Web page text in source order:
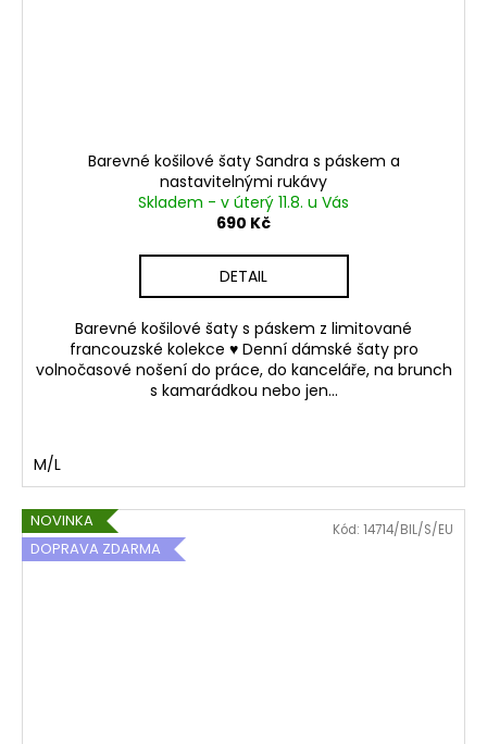
Barevné košilové šaty Sandra s páskem a
nastavitelnými rukávy
Skladem - v úterý 11.8. u Vás
690 Kč
DETAIL
Barevné košilové šaty s páskem z limitované
francouzské kolekce ♥ Denní dámské šaty pro
volnočasové nošení do práce, do kanceláře, na brunch
s kamarádkou nebo jen...
M/L
NOVINKA
DOPRAVA ZDARMA
Kód: 14714/BIL/S/EU